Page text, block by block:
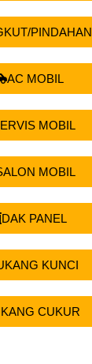
PINDAHAN
AC MOBIL
MOBIL
MOBIL
DAK PANEL
KUNCI
CUKUR